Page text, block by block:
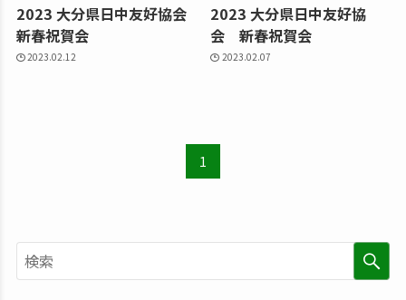
2023 大分県日中友好協会
新春祝賀会
2023.02.12
2023 大分県日中友好協
会 新春祝賀会
2023.02.07
1